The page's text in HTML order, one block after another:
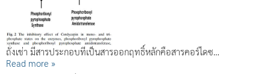
ถั่งเช่า มีสารประกอบที่เป็นสารออกฤทธิ์หลักคือสารคอร์ไดซ…
Read more »